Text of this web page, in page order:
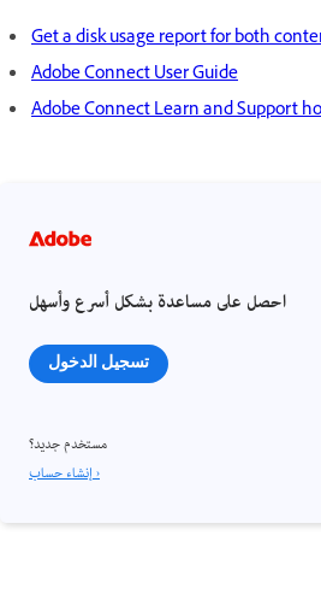
Get a disk usage report for both
Adobe Connect User Guide
Adobe Connect Learn and Support
احصل على مساعدة بشكل أسرع وأسهل
تسجيل الدخول
مستخدم جديد؟
إنشاء حساب ›